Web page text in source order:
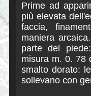
Prime ad
più elevata
faccia,
maniera
parte del
misura m. 0. 78
smalto dorato:
sollevano con